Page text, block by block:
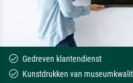
Gedreven klantendienst
Kunstdrukken van